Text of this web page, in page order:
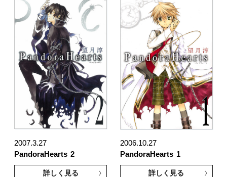
2007.3.27
PandoraHearts 2
詳しく見る
2006.10.27
PandoraHearts 1
詳しく見る